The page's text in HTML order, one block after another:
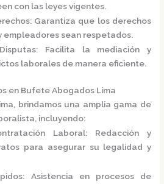
con las leyes vigentes.
: Garantiza que los derechos
empleadores sean respetados.
: Facilita la mediación y
laborales de manera eficiente.
en Bufete Abogados Lima
, brindamos una amplia gama de
incluyendo:
Laboral: Redacción y
para asegurar su legalidad y
: Asistencia en procesos de